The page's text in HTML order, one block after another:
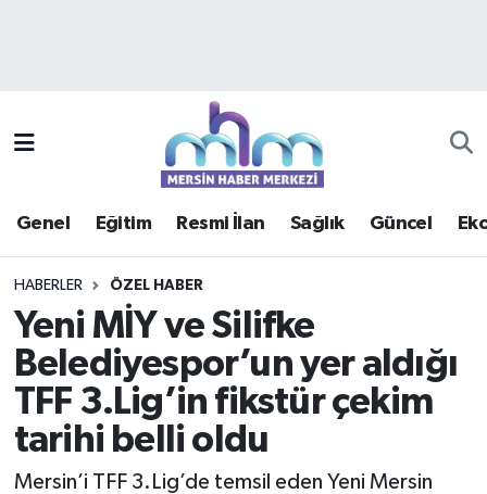
Genel Eğitim Resmi İlan Sağlık Güncel
HABERLER ÖZEL HABER
Yeni MİY ve Silifke
Belediyespor’un yer aldığı
TFF 3.Lig’in fikstür çekim
tarihi belli oldu
Mersin’i TFF 3.Lig’de temsil eden Yeni Mersin
Güncel
Haberde insan
Kültür - Sanat
Mersin Trafik Yoğunluk Haritası
Süper Lig Puan Durumu ve Fikstür
Son Dakika Haberleri
Haber Arşivi